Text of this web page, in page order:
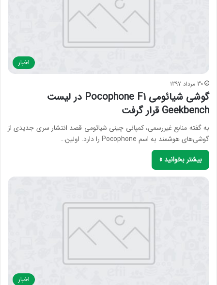
اخبار
30 مرداد 1397
گوشی شیائومی Pocophone F1 در لیست
Geekbench قرار گرفت
به گفته منابع غیررسمی، کمپانی چینی شیائومی قصد انتشار سری جدیدی از
گوشی‌های هوشمند به اسم Pocophone را دارد. اولین…
بیشتر بخوانید »
اخبار